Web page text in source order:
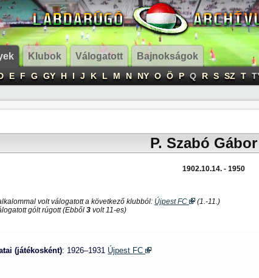
Klubok Válogatott Bajnokságok
E F G GY H I J K L M N NY O Ö P Q R S SZ T
P. Szabó Gábor
1902.10.14. - 1950
volt válogatott a következő klubból: Újpest FC
(1.-11.)
gólt rúgott (Ebből 3 volt 11-es)
(játékosként): 1926–1931 Újpest FC